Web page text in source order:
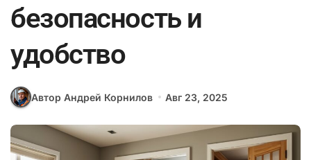
безопасность и
удобство
Автор Андрей Корнилов Авг 23, 2025